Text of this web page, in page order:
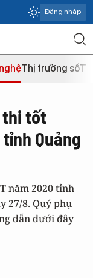
Đăng nhập
Thị trường số
thi tốt
Quảng
năm 2020 tỉnh
27/8. Quý phụ
dẫn dưới đây